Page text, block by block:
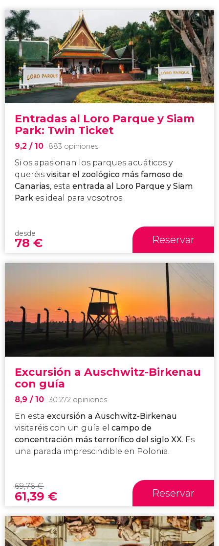
Entradas al Loro Parque y Siam
Park: Twin Ticket
9,2 / 10 883 opiniones
Si os apasionan los parques acuáticos y
queréis visitar el zoológico más famoso de
Canarias, esta entrada al Loro Parque y Siam
Park es ideal para vosotros.
desde
78 € Reservar
Excursión a Auschwitz-Birkenau
con guía
8,9 / 10 30.272 opiniones
En esta excursión a Auschwitz-Birkenau
visitaréis con un guía el campo de
concentración más terrorífico del siglo XX. Es
una parada imprescindible en Polonia.
69,76€
61,39 € Reservar